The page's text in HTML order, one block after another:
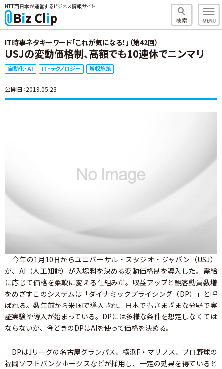
NTT西日本が運営するビジネス情報サイト
IT時事ネタキーワード「これが気になる！」（第42回）
USJの変動価格制、高額でも10連休でニンマリ
自動化・AI IT・テクノロジー 増収施策
公開日：2019.05.23
今年の1月10日からユニバーサル・スタジオ・ジャパン（USJ）
が、AI（人工知能）が入場料を決める変動価格制を導入した。需給
に応じて価格を柔軟に変える仕組みだ。収益アップと観客動員数増
をめざすこのシステムは「ダイナミックプライシング（DP）」と呼
ばれる。数年前から米国で導入され、日本でもさまざまな分野で実
証実験や導入が始まっている。DPには多様な条件を想定しなくては
ならないが、今どきのDPはAIを使って価格を決める。
DPはJリーグの名古屋グランパス、横浜F・マリノス、プロ野球の
福岡ソフトバンクホークスなどが採用し、一定の効果を得ていると